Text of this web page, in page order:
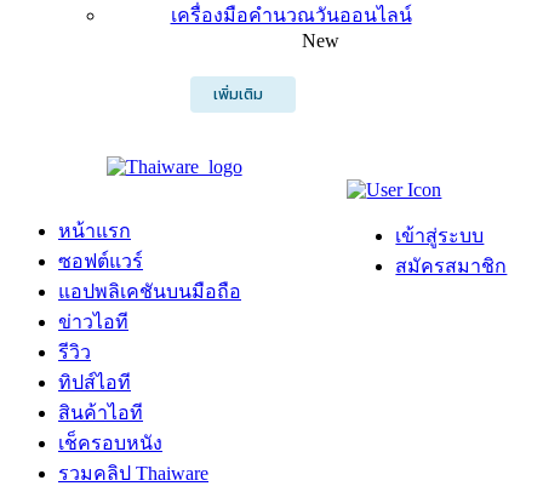
เครื่องมือคำนวณวันออนไลน์
New
เพิ่มเติม
เข้าสู่ระบบ
สมัครสมาชิก
หน้าแรก
ซอฟต์แวร์
แอปพลิเคชันบนมือถือ
ข่าวไอที
รีวิว
ทิปส์ไอที
สินค้าไอที
เช็ครอบหนัง
รวมคลิป Thaiware